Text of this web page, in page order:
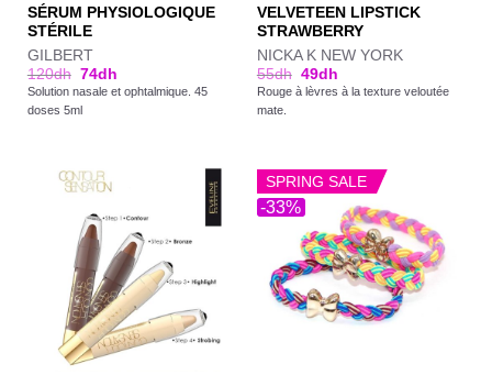
SÉRUM PHYSIOLOGIQUE
STÉRILE
GILBERT
120dh 74dh
Solution nasale et ophtalmique. 45
doses 5ml
VELVETEEN LIPSTICK
STRAWBERRY
NICKA K NEW YORK
55dh 49dh
Rouge à lèvres à la texture veloutée
mate.
-33%
SPRING SALE